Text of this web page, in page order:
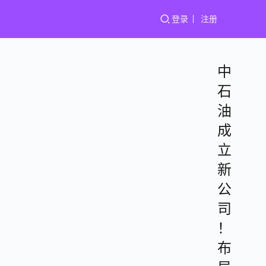
登录 注册
中
石
油
成
立
新
公
司
！
布